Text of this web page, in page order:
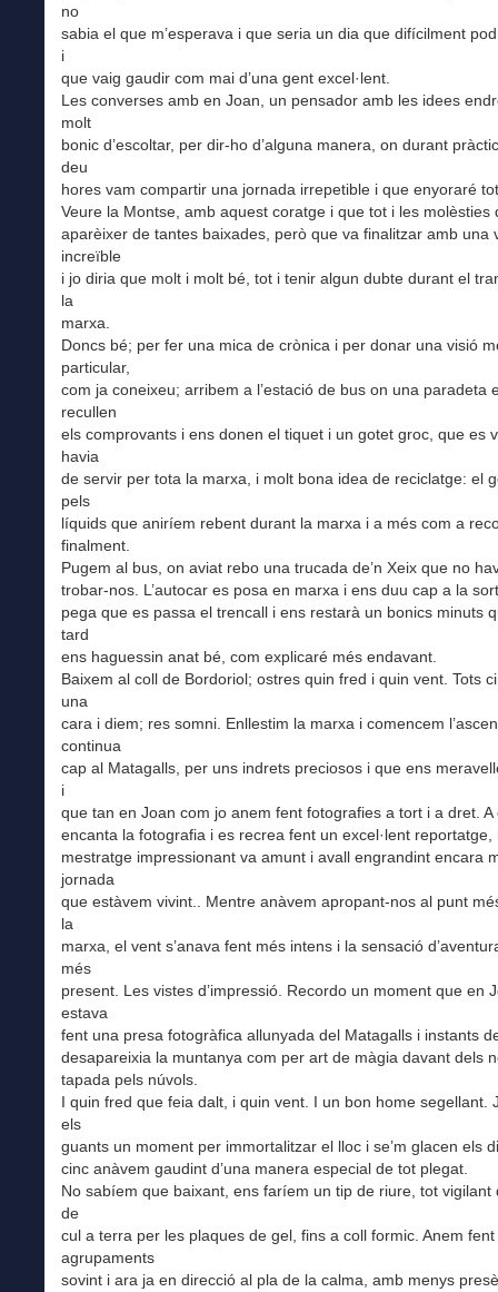
no
sabia el que m’esperava i que seria un dia que difícilment
i
que vaig gaudir com mai d’una gent excel·lent.
Les converses amb en Joan, un pensador amb les idees
molt
bonic d’escoltar, per dir-ho d’alguna manera, on durant
deu
hores vam compartir una jornada irrepetible i que enyoraré
Veure la Montse, amb aquest coratge i que tot i les molèsties
aparèixer de tantes baixades, però que va finalitzar amb una
increïble
i jo diria que molt i molt bé, tot i tenir algun dubte durant el
la
marxa.
Doncs bé; per fer una mica de crònica i per donar una visió
particular,
com ja coneixeu; arribem a l’estació de bus on una paradeta
recullen
els comprovants i ens donen el tiquet i un gotet groc, que es
havia
de servir per tota la marxa, i molt bona idea de reciclatge: el
pels
líquids que aniríem rebent durant la marxa i a més com a
finalment.
Pugem al bus, on aviat rebo una trucada de’n Xeix que no
trobar-nos. L’autocar es posa en marxa i ens duu cap a la
pega que es passa el trencall i ens restarà un bonics minuts
tard
ens haguessin anat bé, com explicaré més endavant.
Baixem al coll de Bordoriol; ostres quin fred i quin vent. Tots
una
cara i diem; res somni. Enllestim la marxa i comencem
continua
cap al Matagalls, per uns indrets preciosos i que ens
i
que tan en Joan com jo anem fent fotografies a tort i a dret. A
encanta la fotografia i es recrea fent un excel·lent reportatge,
mestratge impressionant va amunt i avall engrandint encara
jornada
que estàvem vivint.. Mentre anàvem apropant-nos al punt
la
marxa, el vent s’anava fent més intens i la sensació
més
present. Les vistes d’impressió. Recordo un moment que en
estava
fent una presa fotogràfica allunyada del Matagalls i instants
desapareixia la muntanya com per art de màgia davant dels
tapada pels núvols.
I quin fred que feia dalt, i quin vent. I un bon home segellant.
els
guants un moment per immortalitzar el lloc i se’m glacen els
cinc anàvem gaudint d’una manera especial de tot plegat.
No sabíem que baixant, ens faríem un tip de riure, tot vigilant
de
cul a terra per les plaques de gel, fins a coll formic. Anem
agrupaments
sovint i ara ja en direcció al pla de la calma, amb menys